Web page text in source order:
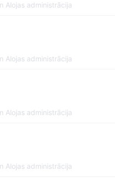
Alojas administrācija
Alojas administrācija
Alojas administrācija
Alojas administrācija